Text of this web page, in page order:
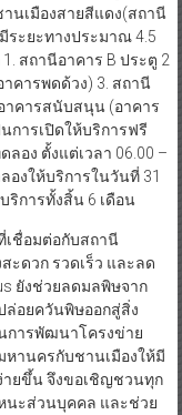
นเมืองสายสีแดง(สถานี
ระยะทางประมาณ 4.5
สถานีอาคาร B ประตู 2
คารพดด้วง) 3. สถานี
าคารสนับสนุน (อาคาร
การเปิดให้บริการฟรี
อง ตั้งแต่เวลา 06.00 –
องให้บริการในวันที่ 31
ริการทั้งสิ้น 6 เดือน
เชื่อมต่อกับสถานี
ะดวก รวดเร็ว และลด
ยังช่วยลดมลพิษจาก
ล่อยควันพิษออกสู่สิ่ง
การพัฒนาโครงข่าย
หานครกับชานเมืองให้มี
ายขึ้น จึงขอเชิญชวนทุก
นะส่วนบุคคล และช่วย